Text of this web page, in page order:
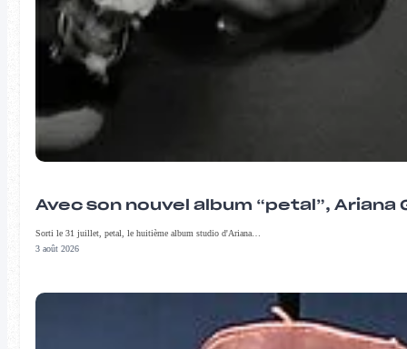
Avec son nouvel album “petal”,
Sorti le 31 juillet, petal, le huitième album studio d'Ariana…
3 août 2026